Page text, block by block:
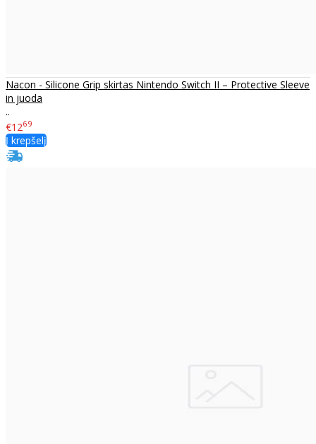
Nacon - Silicone Grip skirtas Nintendo Switch II – Protective Sleeve
in juoda
..
€1269
Į krepšelį